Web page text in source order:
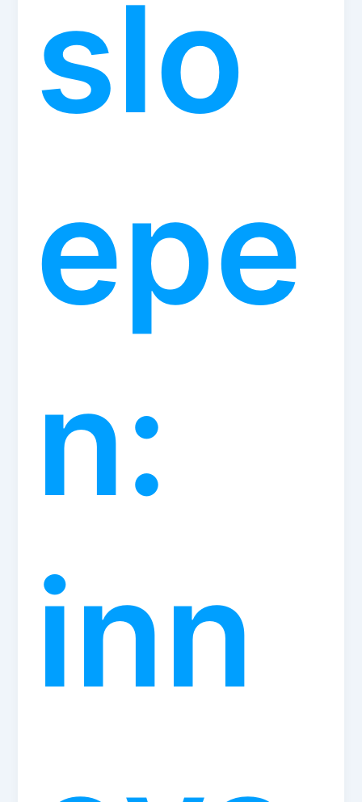
slo
epe
n:
inn